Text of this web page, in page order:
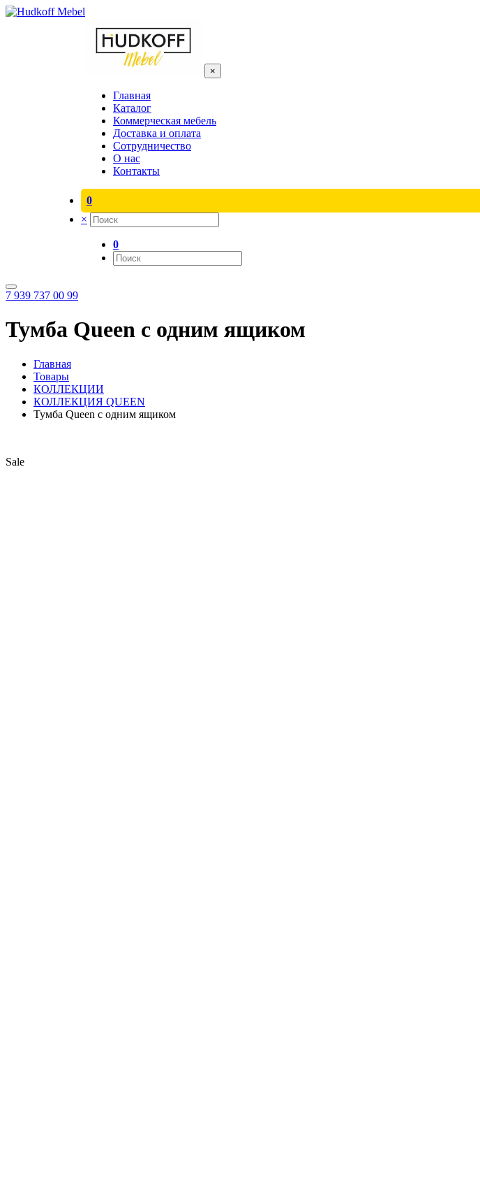
×
Главная
Каталог
Коммерческая мебель
Доставка и оплата
Сотрудничество
О нас
Контакты
0
×
0
7 939 737 00 99
Тумба Queen с одним ящиком
Главная
Товары
КОЛЛЕКЦИИ
КОЛЛЕКЦИЯ QUEEN
Тумба Queen с одним ящиком
Sale